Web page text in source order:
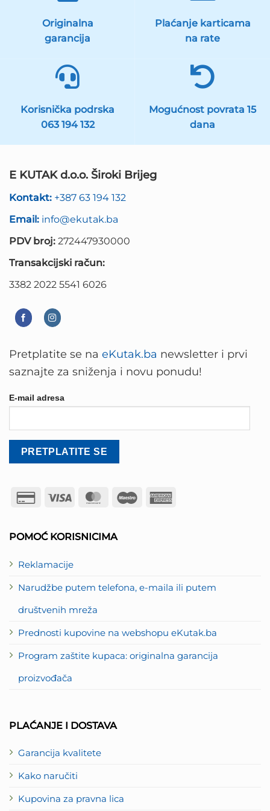
Originalna
garancija
Plaćanje karticama
na rate
Korisnička podrska
063 194 132
Mogućnost povrata 15
dana
E KUTAK d.o.o. Široki Brijeg
Kontakt: +387 63 194 132
Email: info@ekutak.ba
PDV broj: 272447930000
Transakcijski račun:
3382 2022 5541 6026
POMOĆ KORISNICIMA
Reklamacije
Narudžbe putem telefona, e-maila ili putem
društvenih mreža
Prednosti kupovine na webshopu eKutak.ba
Program zaštite kupaca: originalna garancija
proizvođača
PLAĆANJE I DOSTAVA
Garancija kvalitete
Kako naručiti
Kupovina za pravna lica
Pretplatite se na eKutak.ba newsletter i prvi
saznajte za sniženja i novu ponudu!
E-mail adresa
Credit
Visa MasterCard
Maestro